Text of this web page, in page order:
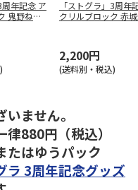
周年記念 ア
鬼野ねね
「ストグラ」3周年
クリルブロック 赤
2,200円
(送料別・税込)
ません。
880円（税込）
はゆうパック
ラ 3周年記念グッズ